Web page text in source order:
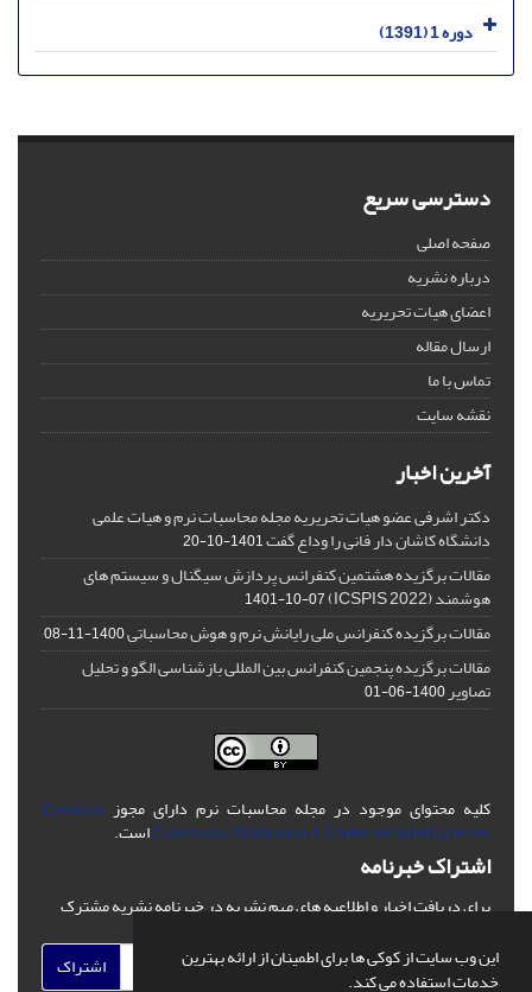
این وب سایت از کوکی ها برای اطمینان از ارائه بهترین
خدمات استفاده می کند.
دوره 1 (1391)
دسترسی سریع
صفحه اصلی
درباره نشریه
اعضای هیات تحریریه
ارسال مقاله
تماس با ما
نقشه سایت
آخرین اخبار
دکتر اشرفی عضو هیات تحریریه مجله محاسبات نرم و هیات علمی
دانشگاه کاشان دار فانی را وداع گفت1401-10-20
مقالات برگزیده هشتمین کنفرانس پردازش سیگنال و سیستم های
هوشمند (ICSPIS 2022) 1401-10-07
مقالات برگزیده کنفرانس ملی رایانش نرم و هوش محاسباتی1400-11-08
مقالات برگزیده پنجمین کنفرانس بین المللی بازشناسی الگو و تحلیل
تصاویر1400-06-01
کلیه محتوای موجود در مجله محاسبات نرم دارای مجوز Creative
Commons Attribution 4.0 International Licenseاست.
اشتراک خبرنامه
برای دریافت اخبار و اطلاعیه های مهم نشریه در خبرنامه نشریه مشترک
اشتراک